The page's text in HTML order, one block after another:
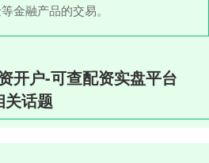
金融产品的交易。
开户-可查配资实盘平台
关话题